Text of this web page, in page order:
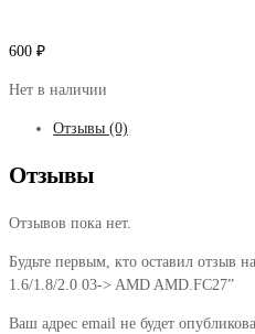
600 ₽
Нет в наличии
Отзывы (0)
Отзывы
Отзывов пока нет.
Будьте первым, кто оставил отзыв
1.6/1.8/2.0 03-> AMD AMD.FC27”
Ваш адрес email не будет